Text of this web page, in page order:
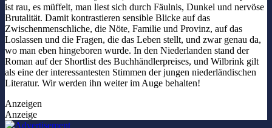
ist rau, es müffelt, man liest sich durch Fäulnis, Dunkel und nervöse
Brutalität. Damit kontrastieren sensible Blicke auf das
Zwischenmenschliche, die Nöte, Familie und Provinz, auf das
Loslassen und die Fragen, die das Leben stellt, und zwar genau da,
wo man eben hingeboren wurde. In den Niederlanden stand der
Roman auf der Shortlist des Buchhändlerpreises, und Wilbrink gilt
als eine der interessantesten Stimmen der jungen niederländischen
Literatur. Wir werden ihn weiter im Auge behalten!
Anzeigen
Anzeige